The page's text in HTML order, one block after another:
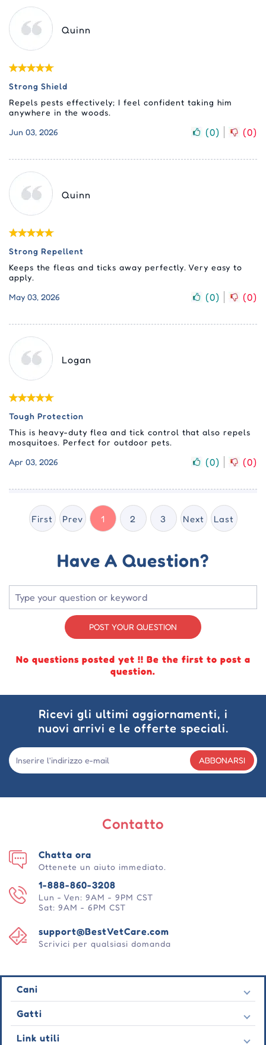
Quinn
Strong Shield
Repels pests effectively; I feel confident taking him
anywhere in the woods.
Jun 03, 2026
(0) (0)
Quinn
Strong Repellent
Keeps the fleas and ticks away perfectly. Very easy to
apply.
May 03, 2026
(0) (0)
Logan
Tough Protection
This is heavy-duty flea and tick control that also repels
mosquitoes. Perfect for outdoor pets.
Apr 03, 2026
(0) (0)
First Prev 1 2 3 Next Last
Have A Question?
POST YOUR QUESTION
No questions posted yet !! Be the first to post a
question.
Ricevi gli ultimi aggiornamenti, i
nuovi arrivi e le offerte speciali.
ABBONARSI
Contatto
1-888-860-3208
Lun - Ven: 9AM - 9PM CST
Sat: 9AM - 6PM CST
support@BestVetCare.com
Scrivici per qualsiasi domanda
Chatta ora
Ottenete un aiuto immediato.
Cani
Pulci e zecche
Vermi cardiaci
Vermi
Gatti
Pulci e zecche
Link utili